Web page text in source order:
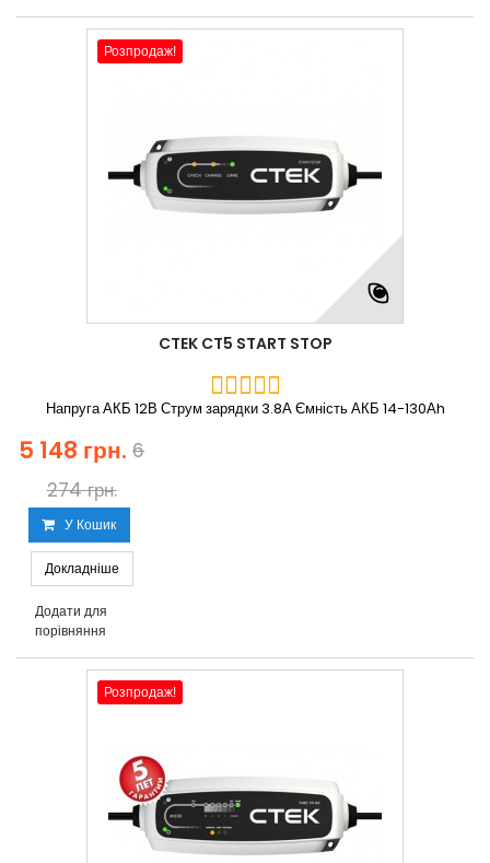
Розпродаж!
CTEK CT5 START STOP
Напруга АКБ 12В Струм зарядки 3.8А Ємність АКБ 14-130Аh
5 148 грн. 6
274 грн.
У Кошик
Докладніше
Додати для
порівняння
Розпродаж!